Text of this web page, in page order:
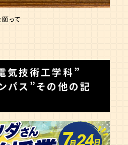
って
気技術工学科”
パス ”その他の記